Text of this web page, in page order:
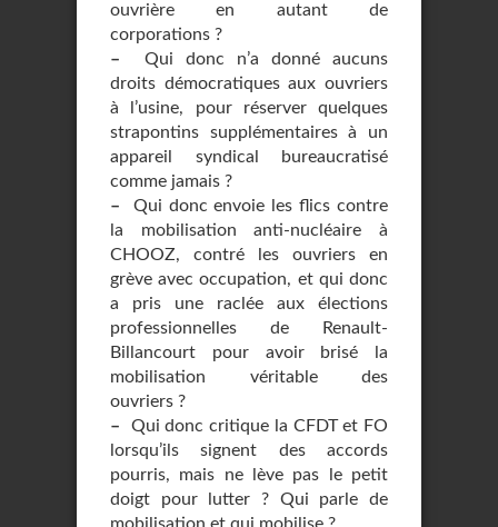
ouvrière en autant de
corporations ?
– Qui donc n’a donné aucuns
droits démocratiques aux ouvriers
à l’usine, pour réserver quelques
strapontins supplémentaires à un
appareil syndical bureaucratisé
comme jamais ?
– Qui donc envoie les flics contre
la mobilisation anti-nucléaire à
CHOOZ, contré les ouvriers en
grève avec occupation, et qui donc
a pris une raclée aux élections
professionnelles de Renault-
Billancourt pour avoir brisé la
mobilisation véritable des
ouvriers ?
– Qui donc critique la CFDT et FO
lorsqu’ils signent des accords
pourris, mais ne lève pas le petit
doigt pour lutter ? Qui parle de